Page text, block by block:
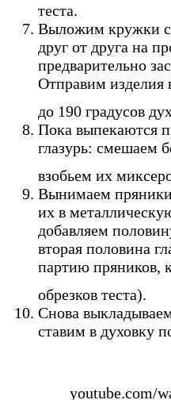
теста.
Выложим кружки с
друг от друга на
предварительно
Отправим изделия
до 190 градусов
Пока выпекаются
глазурь: смешаем
взобьем их
Вынимаем
их в
добавляем
вторая половина
партию пряников,
обрезков теста).
Снова
ставим в духовку
youtube.com/